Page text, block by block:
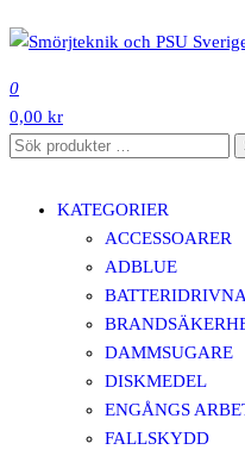
till
innehåll
0
0,00 kr
Sök
KATEGORIER
ACCESSOARER
ADBLUE
DAMMSUGARE
DISKMEDEL
ENGÅNGS
FALLSKYDD